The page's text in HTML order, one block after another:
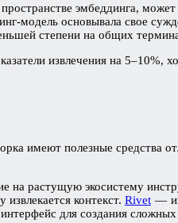
эмбеддинга,
модель основывала свое
степени на общих
извлечения на 5–10%,
имеют полезные средства
на растущую экосистему
контекст. Rivet —
для создания сложных